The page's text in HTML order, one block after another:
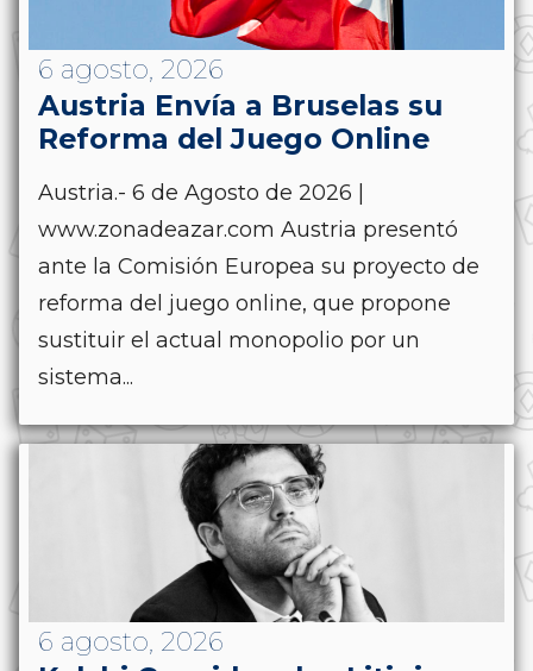
6 agosto, 2026
Austria Envía a Bruselas su
Reforma del Juego Online
Austria.- 6 de Agosto de 2026 |
www.zonadeazar.com Austria presentó
ante la Comisión Europea su proyecto de
reforma del juego online, que propone
sustituir el actual monopolio por un
sistema...
6 agosto, 2026